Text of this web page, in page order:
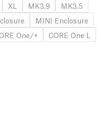
XL MK3.9
MK3.5
MINI Enclosure
One/+
CORE One L